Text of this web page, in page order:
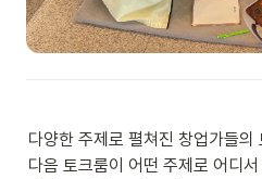
다양한 주제로 펼쳐진 창업가들의
다음 토크룸이 어떤 주제로 어디